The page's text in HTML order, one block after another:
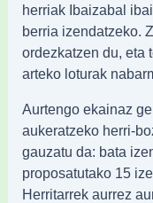
herriak Ibaizabal
berria izendatzeko.
ordezkatzen du, eta
arteko loturak
Aurtengo ekainaz
aukeratzeko herri-
gauzatu da: bata
proposatutako 15
Herritarrek aurrez